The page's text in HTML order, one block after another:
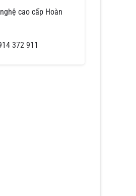
cao cấp Hoàn
372 911